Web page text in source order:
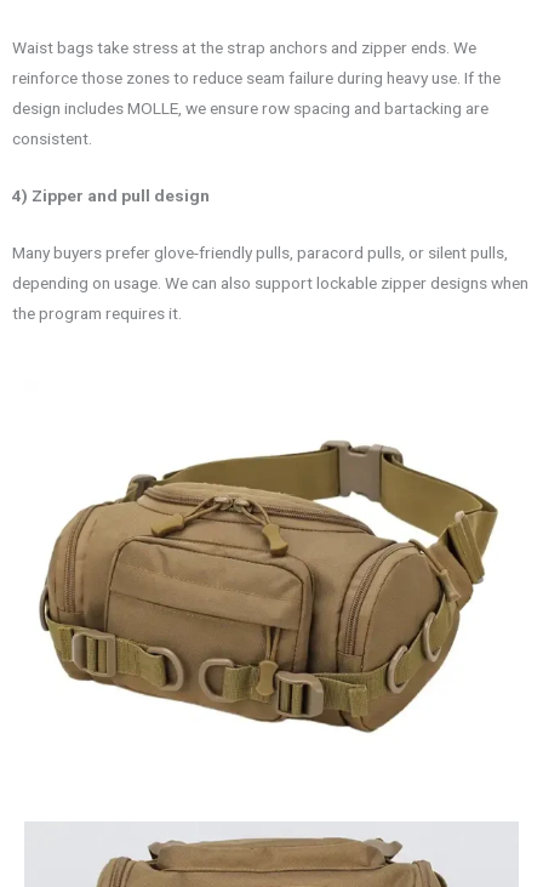
Waist bags take stress at the strap anchors and zipper ends. We
reinforce those zones to reduce seam failure during heavy use. If the
design includes MOLLE, we ensure row spacing and bartacking are
consistent.
4) Zipper and pull design
Many buyers prefer glove-friendly pulls, paracord pulls, or silent pulls,
depending on usage. We can also support lockable zipper designs when
the program requires it.